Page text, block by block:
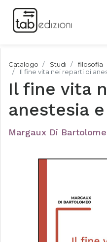
Catalogo Studi
filosofia
Il fine vita nei reparti di
Il fine vita
anestesia
Margaux Di